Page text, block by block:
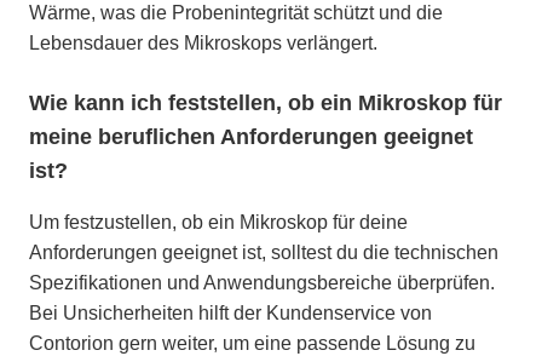
Wärme, was die Probenintegrität schützt und die
Lebensdauer des Mikroskops verlängert.
Wie kann ich feststellen, ob ein Mikroskop für
meine beruflichen Anforderungen geeignet
ist?
Um festzustellen, ob ein Mikroskop für deine
Anforderungen geeignet ist, solltest du die technischen
Spezifikationen und Anwendungsbereiche überprüfen.
Bei Unsicherheiten hilft der Kundenservice von
Contorion gern weiter, um eine passende Lösung zu